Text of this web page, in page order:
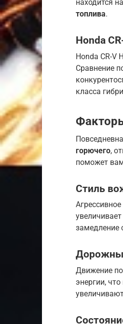
находится
топлива.
Honda
Honda CR-V
Сравнение
класса
горючего,
поможет
Стиль
увеличивает
замедление
Движение
энергии,